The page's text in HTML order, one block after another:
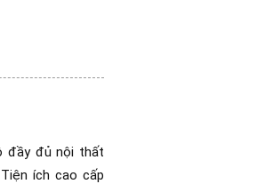
đầy đủ nội thất
ích cao cấp